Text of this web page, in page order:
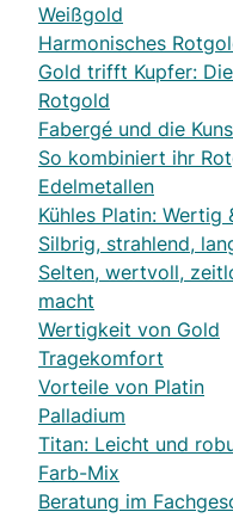
Weißgold
Harmonisches
Gold trifft Kupfer:
Rotgold
Fabergé und die
So kombiniert ihr
Edelmetallen
Kühles Platin:
Silbrig, strahlend,
Selten, wertvoll,
macht
Wertigkeit von Gold
Tragekomfort
Vorteile von Platin
Palladium
Titan: Leicht und
Farb-Mix
Beratung im